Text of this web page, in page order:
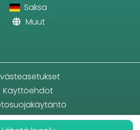
Saksa
Muut
Käyttöehdot